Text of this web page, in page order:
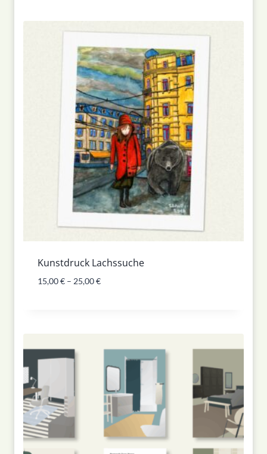
Kunstdruck Lachssuche
15,00€ – 25,00€